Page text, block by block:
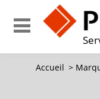
Accueil >